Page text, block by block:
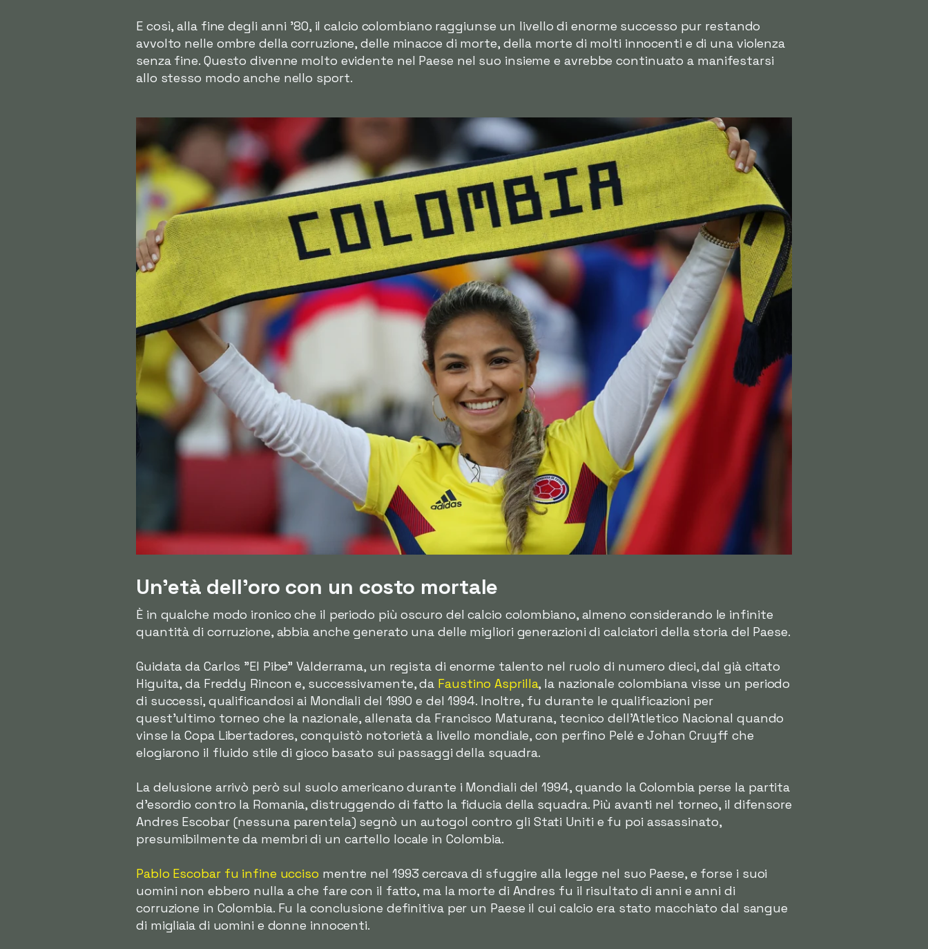
E così, alla fine degli anni '80, il calcio colombiano raggiunse un livello di enorme successo pur restando
avvolto nelle ombre della corruzione, delle minacce di morte, della morte di molti innocenti e di una violenza
senza fine. Questo divenne molto evidente nel Paese nel suo insieme e avrebbe continuato a manifestarsi
allo stesso modo anche nello sport.
Un'età dell'oro con un costo mortale
È in qualche modo ironico che il periodo più oscuro del calcio colombiano, almeno considerando le infinite
quantità di corruzione, abbia anche generato una delle migliori generazioni di calciatori della storia del Paese.
Guidata da Carlos "El Pibe" Valderrama, un regista di enorme talento nel ruolo di numero dieci, dal già citato
Higuita, da Freddy Rincon e, successivamente, da Faustino Asprilla, la nazionale colombiana visse un periodo
di successi, qualificandosi ai Mondiali del 1990 e del 1994. Inoltre, fu durante le qualificazioni per
quest'ultimo torneo che la nazionale, allenata da Francisco Maturana, tecnico dell'Atletico Nacional quando
vinse la Copa Libertadores, conquistò notorietà a livello mondiale, con perfino Pelé e Johan Cruyff che
elogiarono il fluido stile di gioco basato sui passaggi della squadra.
La delusione arrivò però sul suolo americano durante i Mondiali del 1994, quando la Colombia perse la partita
d'esordio contro la Romania, distruggendo di fatto la fiducia della squadra. Più avanti nel torneo, il difensore
Andres Escobar (nessuna parentela) segnò un autogol contro gli Stati Uniti e fu poi assassinato,
presumibilmente da membri di un cartello locale in Colombia.
Pablo Escobar fu infine ucciso mentre nel 1993 cercava di sfuggire alla legge nel suo Paese, e forse i suoi
uomini non ebbero nulla a che fare con il fatto, ma la morte di Andres fu il risultato di anni e anni di
corruzione in Colombia. Fu la conclusione definitiva per un Paese il cui calcio era stato macchiato dal sangue
di migliaia di uomini e donne innocenti.